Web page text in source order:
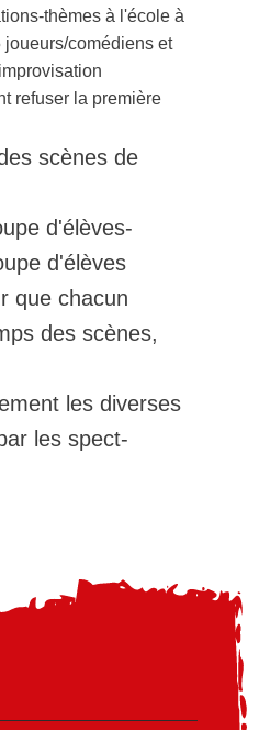
thèmes à l'école à
joueurs/comédiens et
refuser la première
scènes de
d'élèves-
d'élèves
que chacun
des scènes,
les diverses
les spect-